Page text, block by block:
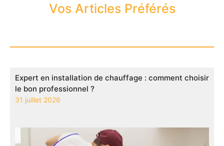
Vos Articles Préférés
Expert en installation de chauffage : comment choisir
le bon professionnel ?
31 juillet 2026